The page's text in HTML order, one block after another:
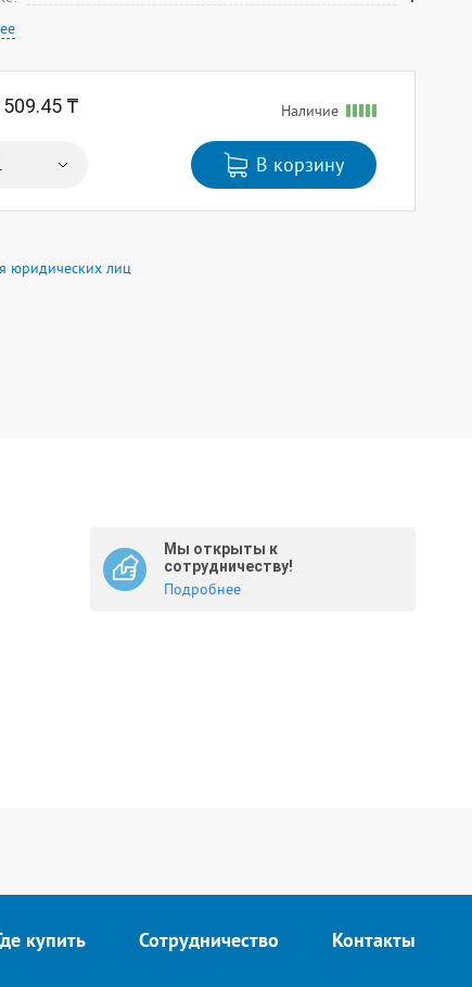
509.45 ₸ Наличие
В корзину
юридических лиц
Мы открыты к
сотрудничеству!
Подробнее
купить Сотрудничество Контакты